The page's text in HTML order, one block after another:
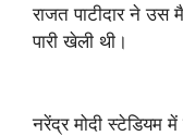
राजत पाटीदार ने
पारी खेली थी।
नरेंद्र मोदी